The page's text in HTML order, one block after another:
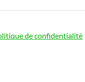
de confidentialité